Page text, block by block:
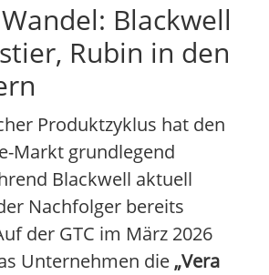
Blackwell
Rubin in den
Produktzyklus hat den
Markt grundlegend
Blackwell aktuell
Nachfolger bereits
der GTC im März 2026
Unternehmen die „Vera